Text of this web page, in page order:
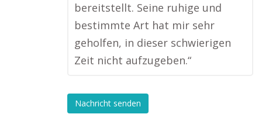
bereitstellt. Seine ruhige und
bestimmte Art hat mir sehr
geholfen, in dieser schwierigen
Zeit nicht aufzugeben.“
Nachricht senden